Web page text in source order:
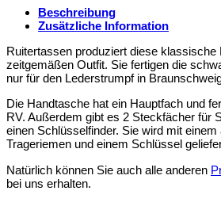
Beschreibung
Zusätzliche Information
Ruitertassen produziert diese klassische
zeitgemäßen Outfit. Sie fertigen die
nur für den Lederstrumpf in
Die Handtasche hat ein Hauptfach und
RV. Außerdem gibt es 2 Steckfächer für
einen Schlüsselfinder. Sie wird mit einem
Trageriemen und einem Schlüssel
Natürlich können Sie auch alle anderen
bei uns erhalten.